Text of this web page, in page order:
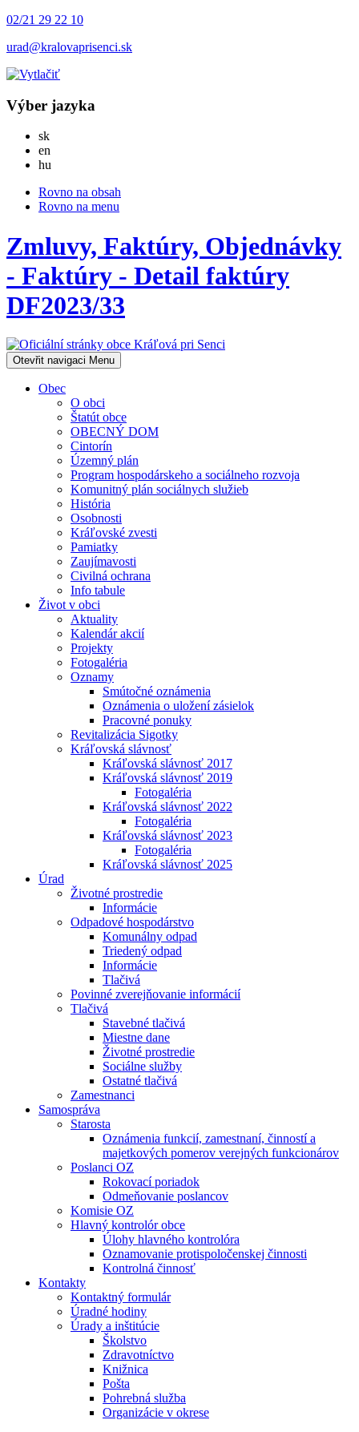
02/21 29 22 10
urad@kralovaprisenci.sk
Výber jazyka
skSlovensky
en
hu
Rovno na obsah
Rovno na menu
Zmluvy, Faktúry, Objednávky
- Faktúry - Detail faktúry
DF2023/33
Otevřit navigaci Menu
Obec
O obci
Štatút obce
OBECNÝ DOM
Cintorín
Územný plán
Program hospodárskeho a sociálneho rozvoja
Komunitný plán sociálnych služieb
História
Osobnosti
Kráľovské zvesti
Pamiatky
Zaujímavosti
Civilná ochrana
Info tabule
Život v obci
Aktuality
Kalendár akcií
Projekty
Fotogaléria
Oznamy
Smútočné oznámenia
Oznámenia o uložení zásielok
Pracovné ponuky
Revitalizácia Sigotky
Kráľovská slávnosť
Kráľovská slávnosť 2017
Kráľovská slávnosť 2019
Fotogaléria
Kráľovská slávnosť 2022
Fotogaléria
Kráľovská slávnosť 2023
Fotogaléria
Kráľovská slávnosť 2025
Úrad
Životné prostredie
Informácie
Odpadové hospodárstvo
Komunálny odpad
Triedený odpad
Informácie
Tlačivá
Povinné zverejňovanie informácií
Tlačivá
Stavebné tlačivá
Miestne dane
Životné prostredie
Sociálne služby
Ostatné tlačivá
Zamestnanci
Samospráva
Starosta
Oznámenia funkcií, zamestnaní, činností a
majetkových pomerov verejných funkcionárov
Poslanci OZ
Rokovací poriadok
Odmeňovanie poslancov
Komisie OZ
Hlavný kontrolór obce
Úlohy hlavného kontrolóra
Oznamovanie protispoločenskej činnosti
Kontrolná činnosť
Kontakty
Kontaktný formulár
Úradné hodiny
Úrady a inštitúcie
Školstvo
Zdravotníctvo
Knižnica
Pošta
Pohrebná služba
Organizácie v okrese